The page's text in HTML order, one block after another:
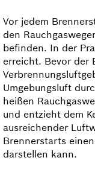
Vor jedem
den
befinden. In der
erreicht. Bevor der
Umgebungsluft
heißen
und entzieht dem
ausreichender
Brennerstarts
darstellen kann.